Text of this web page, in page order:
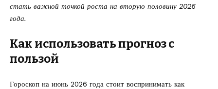
стать важной точкой роста на вторую половину 2026
года.
Как использовать прогноз с
пользой
Гороскоп на июнь 2026 года стоит воспринимать как